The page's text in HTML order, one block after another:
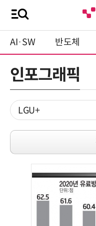
AI·SW 반도체
인포그래픽